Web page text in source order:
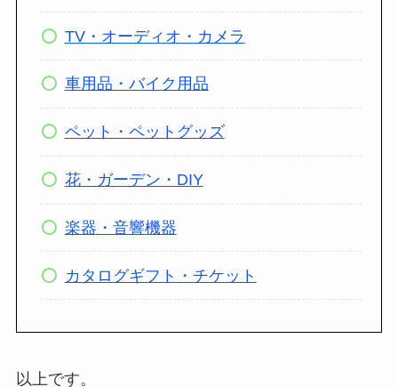
TV・オーディオ・カメラ
車用品・バイク用品
ペット・ペットグッズ
花・ガーデン・DIY
楽器・音響機器
カタログギフト・チケット
以上です。